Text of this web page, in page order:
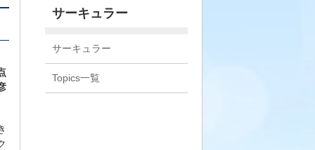
サーキュラー
サーキュラー
Topics一覧